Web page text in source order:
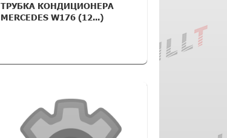
ТРУБКА КОНДИЦИОНЕРА
MERCEDES W176 (12...)